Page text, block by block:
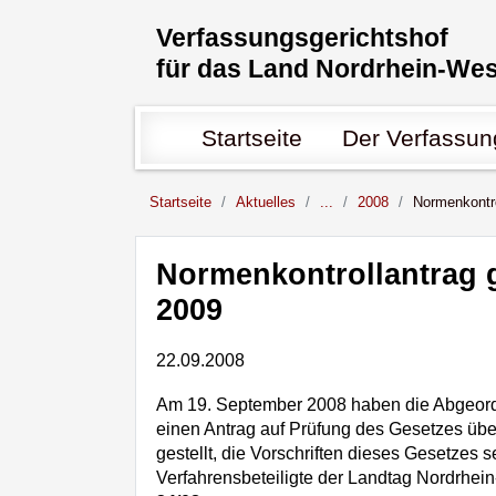
Verfassungs­gerichtshof
für das Land Nordrhein-
Hauptnavigation
Startseite Der
Sie sind hier:
Startseite Aktuelles 2008
Inhalt
Normenkontrollantrag
2009
22.09.2008
Am 19. September 2008 haben die
einen Antrag auf Prüfung des Gesetzes
gestellt, die Vorschriften dieses Gesetzes
Verfahrensbeteiligte der Landtag